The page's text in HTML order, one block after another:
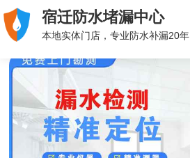
宿迁防水堵漏中心
本地实体门店，专业防水补漏20年